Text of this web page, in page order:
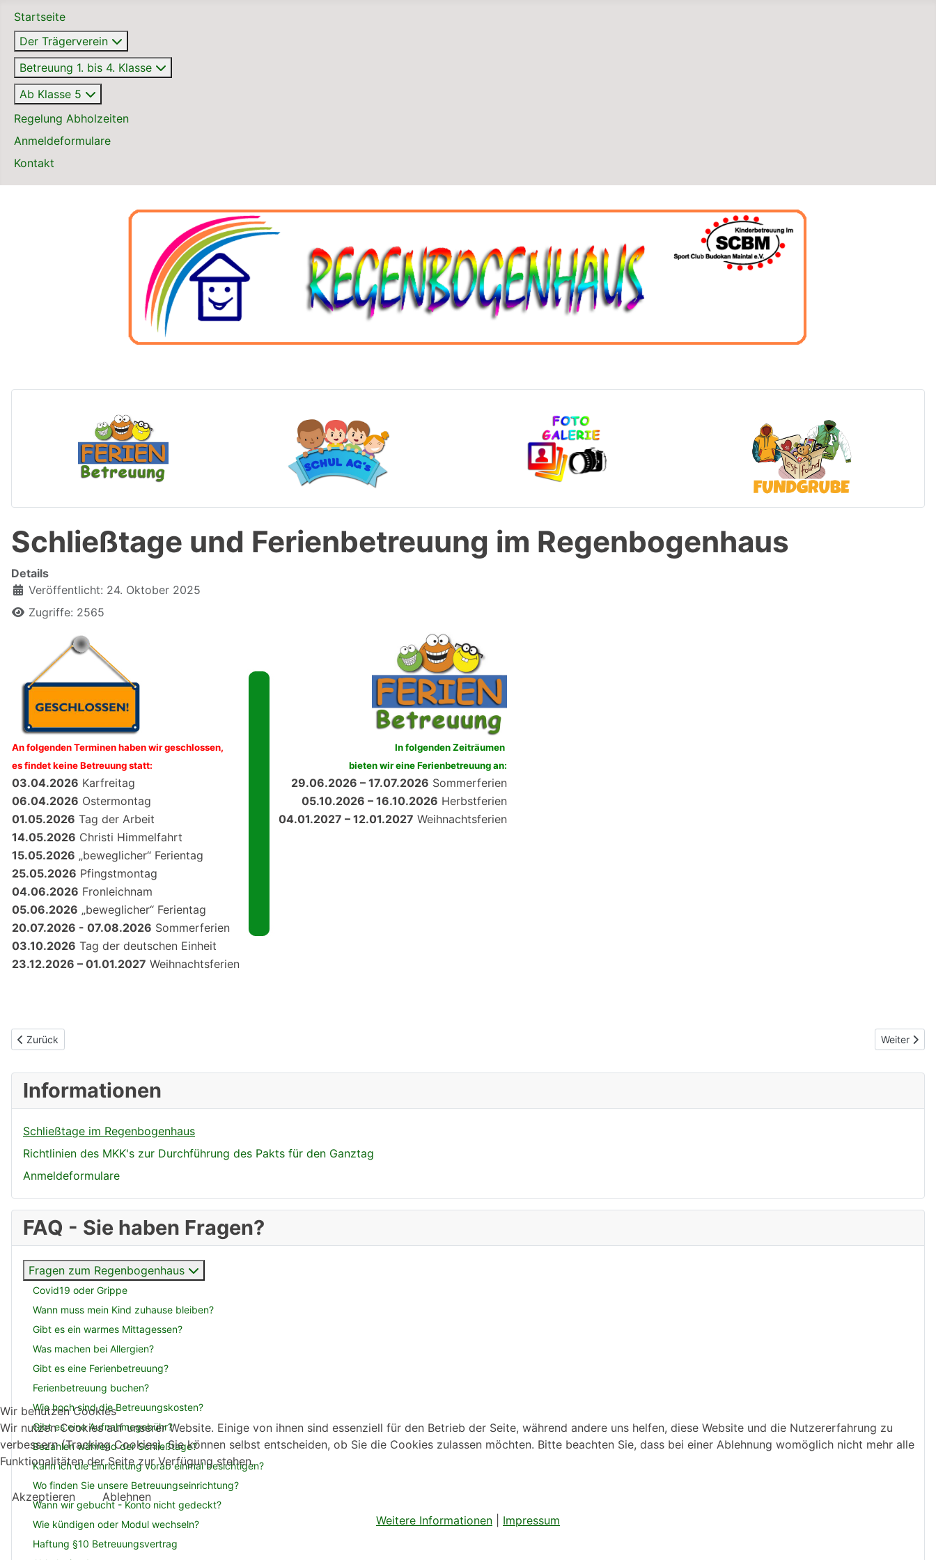
Startseite
Der Trägerverein
Betreuung 1. bis 4. Klasse
Ab Klasse 5
Regelung Abholzeiten
Anmeldeformulare
Kontakt
Informationen
Schließtage im Regenbogenhaus
Richtlinien des MKK's zur Durchführung des Pakts für den Ganztag
Anmeldeformulare
FAQ - Sie haben Fragen?
Fragen zum Regenbogenhaus
Covid19 oder Grippe
Wann muss mein Kind zuhause bleiben?
Gibt es ein warmes Mittagessen?
Was machen bei Allergien?
Gibt es eine Ferienbetreuung?
Ferienbetreuung buchen?
Wie hoch sind die Betreuungskosten?
Gibt es eine Aufnahmegebühr?
Bezahlen während der Schließtage?
Kann ich die Einrichtung vorab einmal besichtigen?
Wo finden Sie unsere Betreuungseinrichtung?
Wann wir gebucht - Konto nicht gedeckt?
Wie kündigen oder Modul wechseln?
Haftung §10 Betreuungsvertrag
Schließtage und Ferienbetreuung im Regenbogenhaus
Details
Veröffentlicht: 24. Oktober 2025
Zugriffe: 2565
An folgenden Terminen haben wir geschlossen,
In folgenden Zeiträumen
es findet keine Betreuung statt:
bieten wir eine Ferienbetreuung an:
03.04.2026 Karfreitag 29.06.2026 – 17.07.2026 Sommerferien
06.04.2026 Ostermontag 05.10.2026 – 16.10.2026 Herbstferien
01.05.2026 Tag der Arbeit 04.01.2027 – 12.01.2027 Weihnachtsferien
14.05.2026 Christi Himmelfahrt
15.05.2026 „beweglicher“ Ferientag
25.05.2026 Pfingstmontag
04.06.2026 Fronleichnam
05.06.2026 „beweglicher“ Ferientag
20.07.2026 - 07.08.2026 Sommerferien
03.10.2026 Tag der deutschen Einheit
23.12.2026 – 01.01.2027 Weihnachtsferien
Vorheriger Beitrag: Ferienbetreuung
Zurück Nächster
Weiter
Wir benutzen Cookies
Wir nutzen Cookies auf unserer Website. Einige von ihnen sind essenziell für den Betrieb der Seite, während andere uns helfen, diese Website und die Nutzererfahrung zu
verbessern (Tracking Cookies). Sie können selbst entscheiden, ob Sie die Cookies zulassen möchten. Bitte beachten Sie, dass bei einer Ablehnung womöglich nicht mehr alle
Funktionalitäten der Seite zur Verfügung stehen.
Akzeptieren
Ablehnen
Weitere Informationen
Impressum